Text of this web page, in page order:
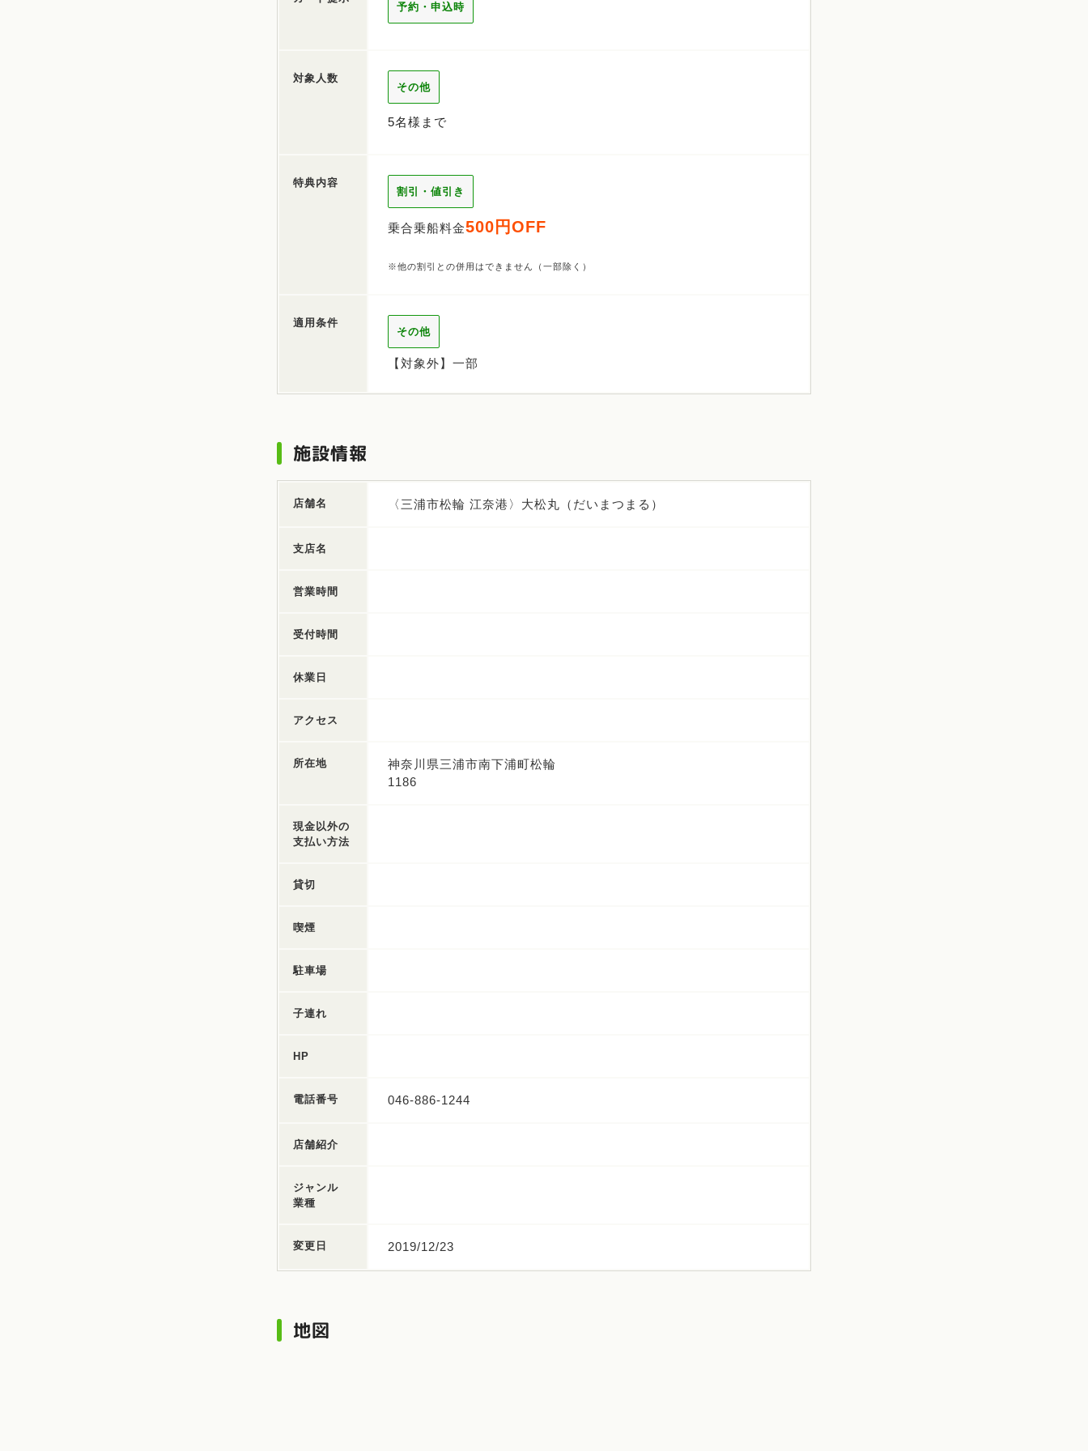
予約・申込時
対象人数
その他
5名様まで
特典内容
割引・値引き
乗合乗船料金500円OFF
※他の割引との併用はできません（一部除く）
適用条件
その他
【対象外】一部
施設情報
店舗名 〈三浦市松輪 江奈港〉大松丸（だいまつまる）
支店名
営業時間
受付時間
休業日
アクセス
所在地
神奈川県三浦市南下浦町松輪
1186
現金以外の
支払い方法
貸切
喫煙
駐車場
子連れ
HP
電話番号 046-886-1244
店舗紹介
ジャンル
業種
変更日 2019/12/23
地図